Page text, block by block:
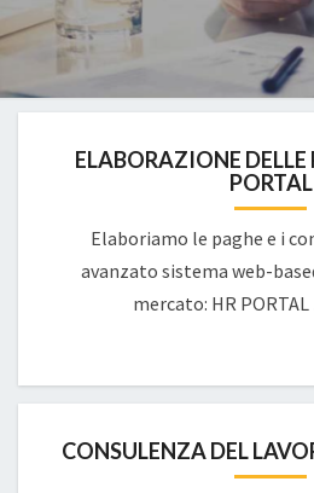
ELABORAZIONE DELLE
PORTAL
Elaboriamo le paghe e i
avanzato sistema web-
mercato: HR
CONSULENZA DEL